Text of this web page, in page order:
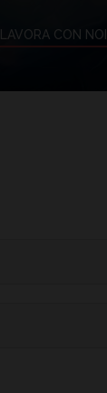
LAVORA CON NOI